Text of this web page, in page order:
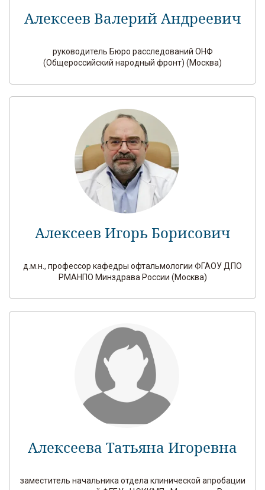
Алексеев Валерий Андреевич
руководитель Бюро расследований ОНФ
(Общероссийский народный фронт) (Москва)
Алексеев Игорь Борисович
д.м.н., профессор кафедры офтальмологии ФГАОУ ДПО
РМАНПО Минздрава России (Москва)
Алексеева Татьяна Игоревна
заместитель начальника отдела клинической апробации